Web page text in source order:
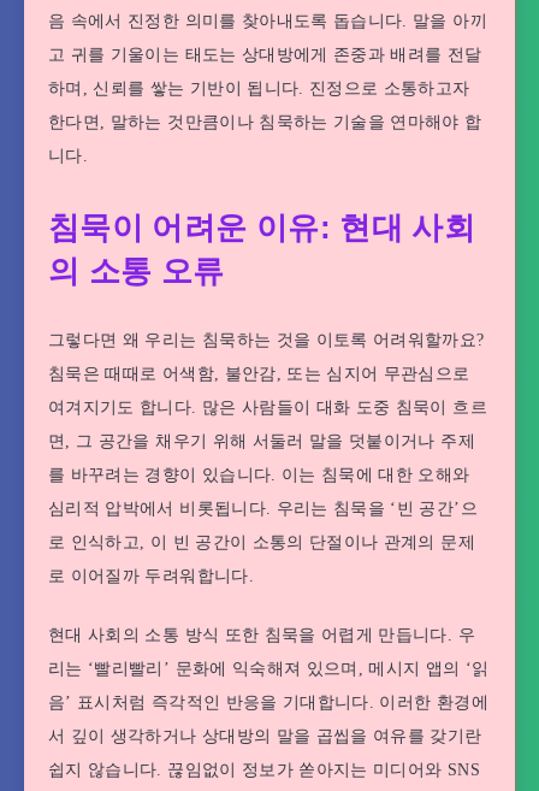
음 속에서 진정한 의미를 찾아내도록 돕습니다. 말을 아끼
고 귀를 기울이는 태도는 상대방에게 존중과 배려를 전달
하며, 신뢰를 쌓는 기반이 됩니다. 진정으로 소통하고자
한다면, 말하는 것만큼이나 침묵하는 기술을 연마해야 합
니다.
침묵이 어려운 이유: 현대 사회
의 소통 오류
그렇다면 왜 우리는 침묵하는 것을 이토록 어려워할까요?
침묵은 때때로 어색함, 불안감, 또는 심지어 무관심으로
여겨지기도 합니다. 많은 사람들이 대화 도중 침묵이 흐르
면, 그 공간을 채우기 위해 서둘러 말을 덧붙이거나 주제
를 바꾸려는 경향이 있습니다. 이는 침묵에 대한 오해와
심리적 압박에서 비롯됩니다. 우리는 침묵을 ‘빈 공간’으
로 인식하고, 이 빈 공간이 소통의 단절이나 관계의 문제
로 이어질까 두려워합니다.
현대 사회의 소통 방식 또한 침묵을 어렵게 만듭니다. 우
리는 ‘빨리빨리’ 문화에 익숙해져 있으며, 메시지 앱의 ‘읽
음’ 표시처럼 즉각적인 반응을 기대합니다. 이러한 환경에
서 깊이 생각하거나 상대방의 말을 곱씹을 여유를 갖기란
쉽지 않습니다. 끊임없이 정보가 쏟아지는 미디어와 SNS